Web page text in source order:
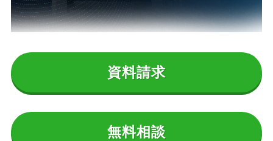
資料請求
無料相談